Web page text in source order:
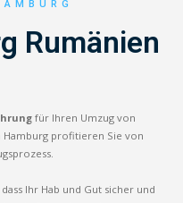
Rumänien
für Ihren Umzug von
Hamburg profitieren Sie von
Ihr Hab und Gut sicher und